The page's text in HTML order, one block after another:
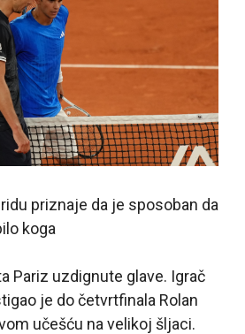
priznaje da je sposoban da
koga
Pariz uzdignute glave. Igrač
je do četvrtfinala Rolan
učešću na velikoj šljaci.